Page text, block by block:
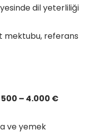
dil yeterliliği
mektubu, referans
500 – 4.000 €
ve yemek